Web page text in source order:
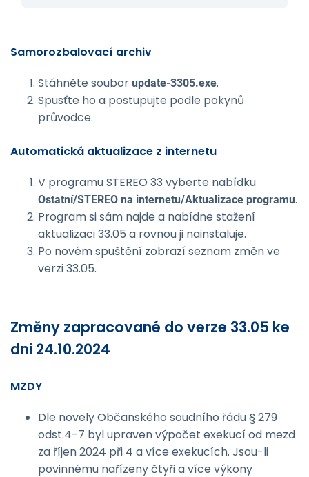
Samorozbalovací archiv
Stáhněte soubor update-3305.exe.
Spusťte ho a postupujte podle pokynů
průvodce.
Automatická aktualizace z internetu
V programu STEREO 33 vyberte nabídku
Ostatní/STEREO na internetu/Aktu­alizace programu.
Program si sám najde a nabídne stažení
aktualizaci 33.05 a rovnou ji nainstaluje.
Po novém spuštění zobrazí seznam změn ve
verzi 33.05.
Změny zapracované do verze 33.05 ke
dni 24.10.2024
MZDY
Dle novely Občanského soudního řádu § 279
odst.4-7 byl upraven výpočet exekucí od mezd
za říjen 2024 při 4 a více exekucích. Jsou-li
povinnému nařízeny čtyři a více výkony